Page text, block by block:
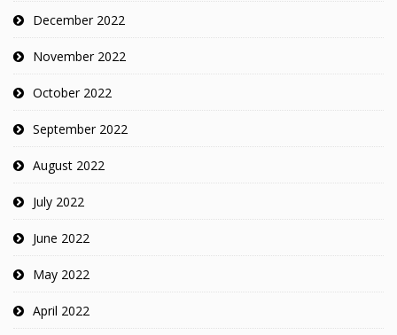
December 2022
November 2022
October 2022
September 2022
August 2022
July 2022
June 2022
May 2022
April 2022